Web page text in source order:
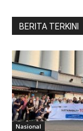
BERITA TERKINI
Nasional